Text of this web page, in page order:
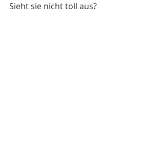
Sieht sie nicht toll aus?